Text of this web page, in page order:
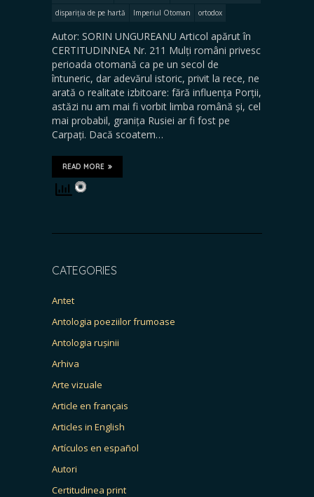
dispariția de pe hartă
Imperiul Otoman ortodox
Autor: SORIN UNGUREANU Articol apărut în
CERTITUDINNEA Nr. 211 Mulți români privesc
perioada otomană ca pe un secol de
întuneric, dar adevărul istoric, privit la rece, ne
arată o realitate izbitoare: fără influența Porții,
astăzi nu am mai fi vorbit limba română și, cel
mai probabil, granița Rusiei ar fi fost pe
Carpați. Dacă scoatem…
READ MORE
CATEGORIES
Antet
Antologia poeziilor frumoase
Antologia rușinii
Arhiva
Arte vizuale
Article en français
Articles in English
Artículos en español
Autori
Certitudinea print